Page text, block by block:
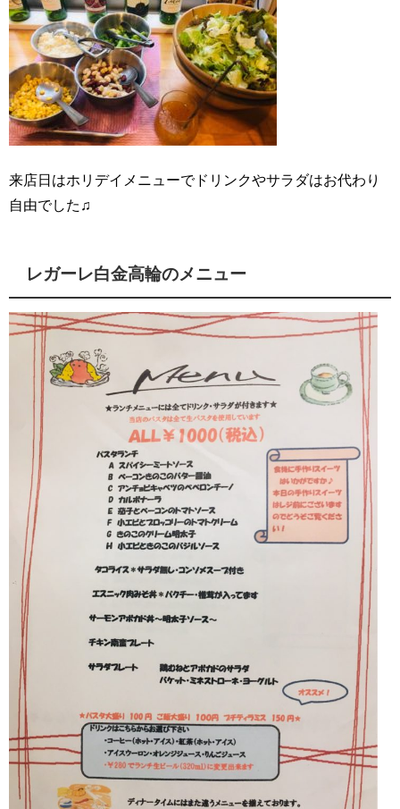
来店日はホリデイメニューでドリンクやサラダはお代わり
自由でした♫
レガーレ白金高輪のメニュー